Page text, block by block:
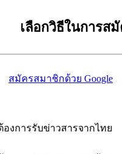
เลือกวิธีในการส
สมัครสมาชิกด้วย Google
องการรับข่าวสารจากไทย